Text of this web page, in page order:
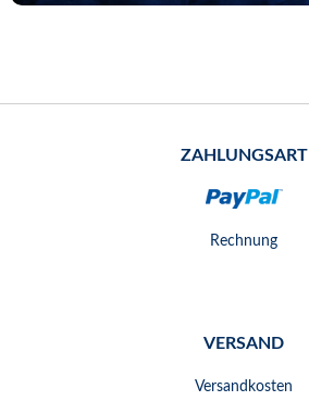
ZAHLUNGSART
Rechnung
VERSAND
Versandkosten